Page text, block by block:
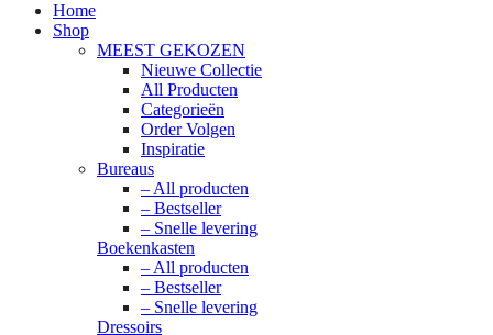
Home
Shop
MEEST GEKOZEN
Nieuwe Collectie
All Producten
Categorieën
Order Volgen
Inspiratie
Bureaus
– All producten
– Bestseller
– Snelle levering
Boekenkasten
– All producten
– Bestseller
– Snelle levering
Dressoirs